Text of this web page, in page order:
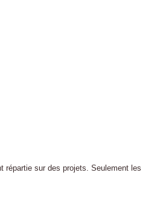
répartie sur des projets. Seulement les